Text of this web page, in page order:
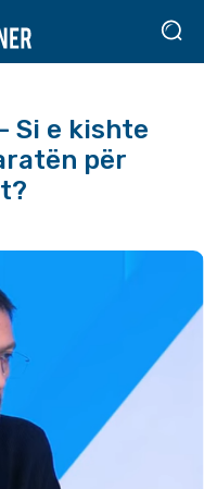
Si e kishte
për